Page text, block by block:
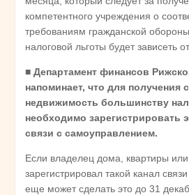
компетентного учреждения о
требованиям гражданской
налоговой льготы будет зависеть
■ Департамент финансов
напоминает, что для получения
недвижимость большинству
необходимо зарегистрировать
связи с самоуправлением.
Если владелец дома, квартиры
зарегистрировал такой канал
еще может сделать это до 31